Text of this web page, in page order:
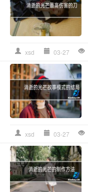
xsd 03-27
xsd 03-27